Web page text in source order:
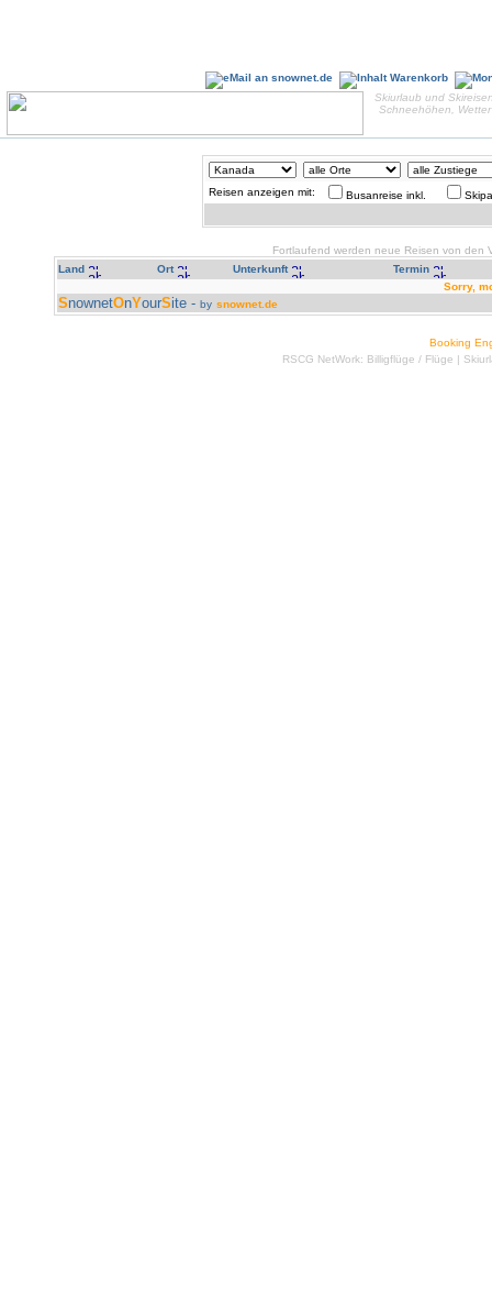
Skiurlaub und
Schneehöhen,
Reisen anzeigen mit: Busanreise inkl.
Fortlaufend werden neue Reisen von den
Land
Ort Unterkunft
Termin
Sorry,
SnownetOnYourSite - by snownet.de
Booking
RSCG NetWork: Billigflüge / Flüge |